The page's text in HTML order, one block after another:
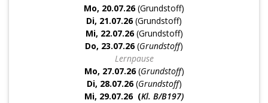
Mo, 20.07.26(Grundstoff)
Di, 21.07.26(Grundstoff)
Mi, 22.07.26(Grundstoff)
Do, 23.07.26(Grundstoff)
Lernpause
Mo, 27.07.26(Grundstoff)
Di, 28.07.26(Grundstoff)
Mi, 29.07.26 (Kl. B/B197)